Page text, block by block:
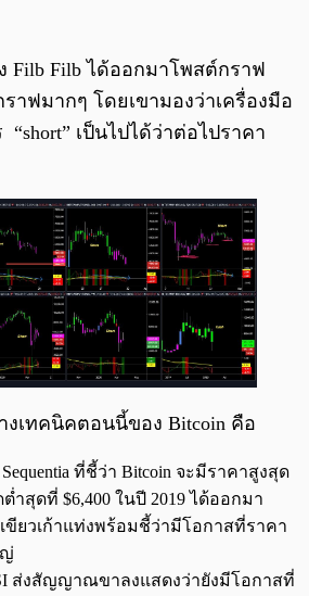
Filb Filb ได้ออกมาโพสต์กราฟ
าฟมากๆ โดยเขามองว่าเครื่องมือ
เป็นไปได้ว่าต่อไปราคา
เทคนิคตอนนี้ของ Bitcoin คือ
Sequentia ที่ชี้ว่า Bitcoin จะมีราคาสูงสุด
ต่ำสุดที่ $6,400 ในปี 2019 ได้ออกมา
ขียวเก้าแท่งพร้อมชี้ว่ามีโอกาสที่ราคา
ส่งสัญญาณขาลงแสดงว่ายังมีโอกาสที่